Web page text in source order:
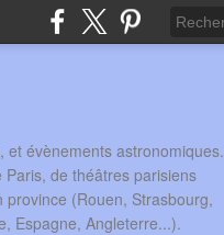
et évènements astronomiques.
de théâtres parisiens
(Rouen, Strasbourg,
Espagne, Angleterre...).